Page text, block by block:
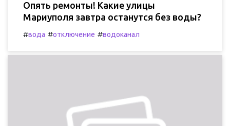
Опять ремонты! Какие улицы
Мариуполя завтра останутся без воды?
#вода #отключение #водоканал